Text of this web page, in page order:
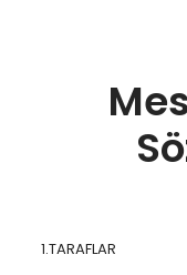
1.TARAFLAR